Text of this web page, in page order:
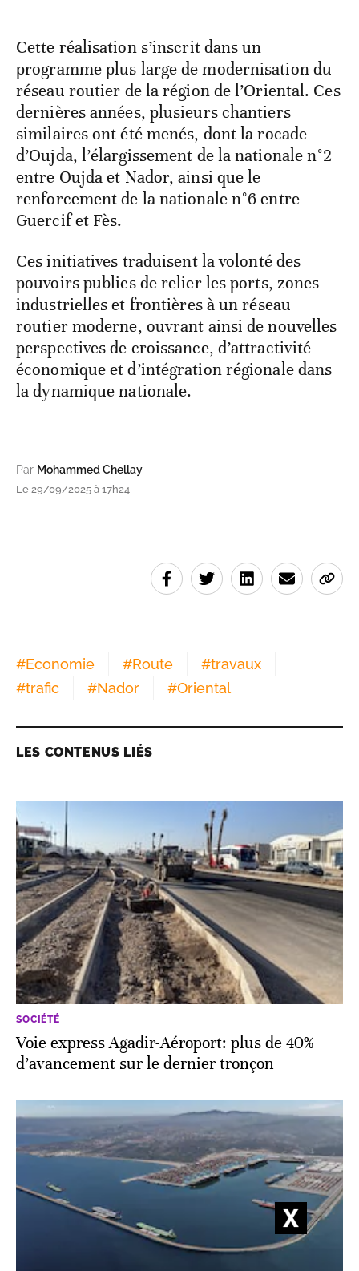
Cette réalisation s’inscrit dans un
programme plus large de modernisation du
réseau routier de la région de l’Oriental. Ces
dernières années, plusieurs chantiers
similaires ont été menés, dont la rocade
d’Oujda, l’élargissement de la nationale n°2
entre Oujda et Nador, ainsi que le
renforcement de la nationale n°6 entre
Guercif et Fès.
Ces initiatives traduisent la volonté des
pouvoirs publics de relier les ports, zones
industrielles et frontières à un réseau
routier moderne, ouvrant ainsi de nouvelles
perspectives de croissance, d’attractivité
économique et d’intégration régionale dans
la dynamique nationale.
Par Mohammed Chellay
Le 29/09/2025 à 17h24
#Economie #Route #travaux
#trafic #Nador #Oriental
LES CONTENUS LIÉS
SOCIÉTÉ
Voie express Agadir-Aéroport: plus de 40%
d’avancement sur le dernier tronçon